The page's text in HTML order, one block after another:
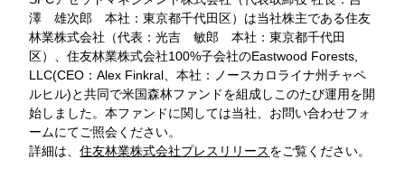
澤 雄次郎 本社：東京都千代田区）は当社株主である住友
林業株式会社（代表：光吉 敏郎 本社：東京都千代田
区）、住友林業株式会社100%子会社のEastwood Forests,
LLC(CEO：Alex Finkral、本社：ノースカロライナ州チャペ
ルヒル)と共同で米国森林ファンドを組成しこのたび運用を開
始しました。本ファンドに関しては当社、お問い合わせフォ
ームにてご照会ください。
詳細は、住友林業株式会社プレスリリースをご覧ください。